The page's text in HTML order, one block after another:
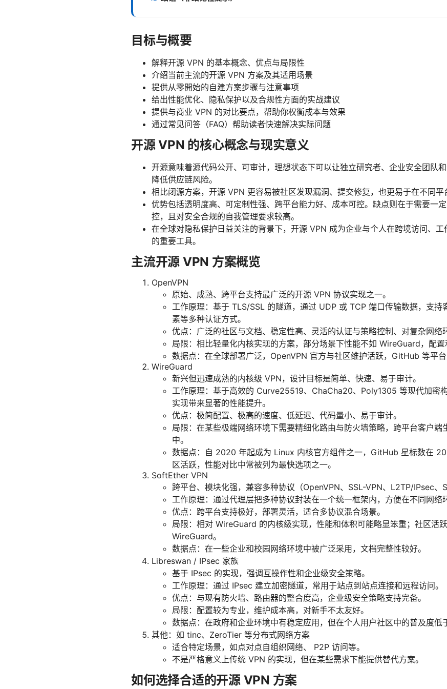
目标与概要
解释开源 VPN 的基本概念、优点与局限性
介绍当前主流的开源 VPN 方案及其适用场景
提供从零開始的自建方案步骤与注意事项
给出性能优化、隐私保护以及合规性方面的实战建议
提供与商业 VPN 的对比要点，帮助你权衡成本与效果
通过常见问答（FAQ）帮助读者快速解决实际问题
开源 VPN 的核心概念与现实意义
开源意味着源代码公开、可审计，理想状态下可以让独立研究者、企业安全团队和
降低供应链风险。
相比闭源方案，开源 VPN 更容易被社区发现漏洞、提交修复，也更易于在不同平
优势包括透明度高、可定制性强、跨平台能力好、成本可控。缺点则在于需要一
控，且对安全合规的自我管理要求较高。
在全球对隐私保护日益关注的背景下，开源 VPN 成为企业与个人在跨境访问、
的重要工具。
主流开源 VPN 方案概览
OpenVPN
原始、成熟、跨平台支持最广泛的开源 VPN 协议实现之一。
工作原理：基于 TLS/SSL 的隧道，通过 UDP 或 TCP 端口传输数据，支持
素等多种认证方式。
优点：广泛的社区与文档、稳定性高、灵活的认证与策略控制、对复杂网络
局限：相比轻量化内核实现的方案，部分场景下性能不如 WireGuard，配置
数据点：在全球部署广泛，OpenVPN 官方与社区维护活跃，GitHub 等平台
WireGuard
新兴但迅速成熟的内核级 VPN，设计目标是简单、快速、易于审计。
工作原理：基于高效的 Curve25519、ChaCha20、Poly1305 等现代加密
实现带来显著的性能提升。
优点：极简配置、极高的速度、低延迟、代码量小、易于审计。
局限：在某些极端网络环境下需要精细化路由与防火墙策略，跨平台客户
中。
数据点：自 2020 年起成为 Linux 内核官方组件之一，GitHub 星标数在
区活跃，性能对比中常被列为最快选项之一。
SoftEther VPN
跨平台、模块化强，兼容多种协议（OpenVPN、SSL-VPN、L2TP/IPsec、
工作原理：通过代理层把多种协议封装在一个统一框架内，方便在不同网络
优点：跨平台支持极好，部署灵活，适合多协议混合场景。
局限：相对 WireGuard 的内核级实现，性能和体积可能略显笨重；社区活
WireGuard。
数据点：在一些企业和校园网络环境中被广泛采用，文档完整性较好。
Libreswan / IPsec 家族
基于 IPsec 的实现，强调互操作性和企业级安全策略。
工作原理：通过 IPsec 建立加密隧道，常用于站点到站点连接和远程访问。
优点：与现有防火墙、路由器的整合度高，企业级安全策略支持完备。
局限：配置较为专业，维护成本高，对新手不太友好。
数据点：在政府和企业环境中有稳定应用，但在个人用户社区中的普及度低
其他：如 tinc、ZeroTier 等分布式网络方案
适合特定场景，如点对点自组织网络、 P2P 访问等。
不是严格意义上传统 VPN 的实现，但在某些需求下能提供替代方案。
如何选择合适的开源 VPN 方案